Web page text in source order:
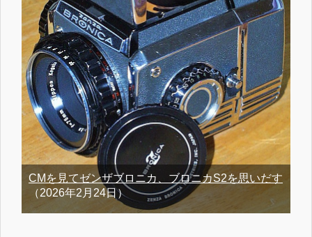
CMを見てゼンザブロニカ、ブロニカS2を思いだす
（2026年2月24日）